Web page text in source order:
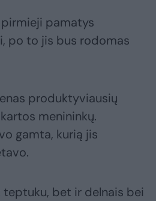
pirmieji pamatys
po to jis bus rodomas
produktyviausių
menininkų.
gamta, kurią jis
bet ir delnais bei